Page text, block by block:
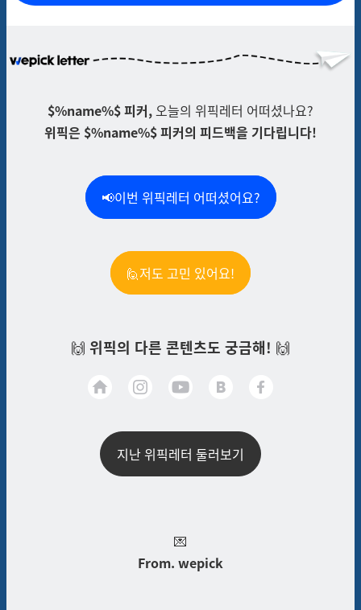
$%name%$ 피커,오늘의 위픽레터 어떠셨나요?
위픽은 $%name%$ 피커의 피드백을 기다립니다!
📢이번 위픽레터 어떠셨어요?
🙋저도 고민 있어요!
🙌 위픽의 다른 콘텐츠도 궁금해! 🙌
지난 위픽레터 둘러보기
💌
From. wepick